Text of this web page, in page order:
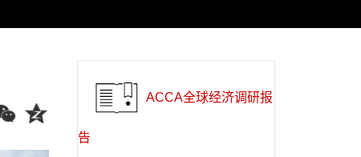
ACCA全球经济调研报
告